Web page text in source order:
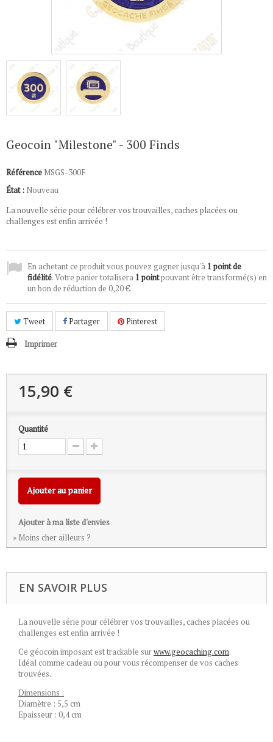
Geocoin "Milestone" - 300 Finds
Référence MSGS-300F
État : Nouveau
La nouvelle série pour célébrer vos trouvailles, caches placées ou
challenges est enfin arrivée !
En achetant ce produit vous pouvez gagner jusqu'à 1 point de
fidélité. Votre panier totalisera 1 pointpouvant être transformé(s) en
un bon de réduction de 0,20 €.
Tweet Partager Pinterest
Imprimer
15,90 €
Quantité
Ajouter au panier
Ajouter à ma liste d'envies
» Moins cher ailleurs ?
EN SAVOIR PLUS
La nouvelle série pour célébrer vos trouvailles, caches placées ou
challenges est enfin arrivée !
Ce géocoin imposant est trackable surwww.geocaching.com.
Idéal comme cadeau ou pour vous récompenser de vos caches
trouvées.
Dimensions :
Diamètre : 5,5 cm
Epaisseur : 0,4 cm